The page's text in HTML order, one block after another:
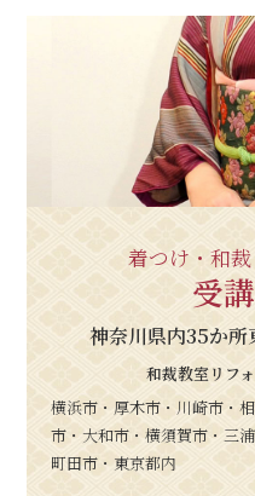
着つけ・和
受
神奈川県内35か
和裁教室リフ
横浜市・厚木市・川崎市・
市・大和市・横須賀市・三
町田市・東京都内